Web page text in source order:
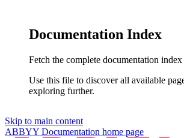
Documentation Index
Fetch the complete documentation index
Use this file to discover all available
exploring further.
Skip to main content
ABBYY Documentation home page